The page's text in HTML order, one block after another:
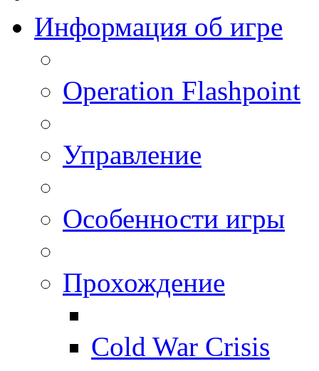
Информация об игре
Operation Flashpoint
Управление
Особенности игры
Прохождение
Cold War Crisis